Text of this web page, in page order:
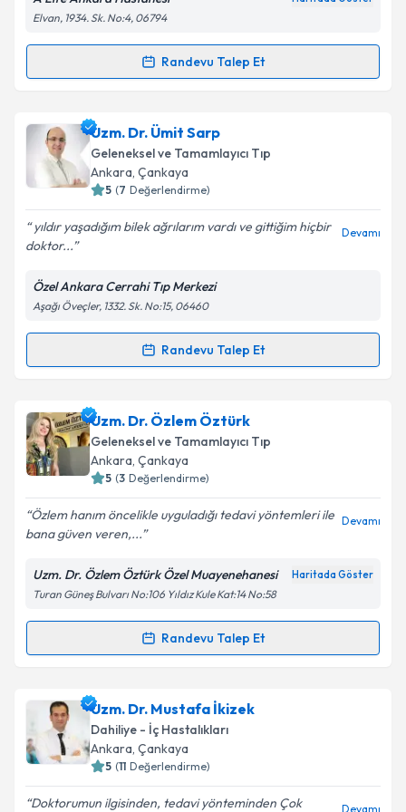
Kişisel verilerimin işlenmesine ilişkin
Metni'ni okudum ve kişisel verilerimin belirtilen
Takvim Talebini Gönder
Elvan, 1934. Sk. No:4, 06794
Randevu Talep Et
Randevu Takvimi Talebi
Uzm. Dr. Emine Yüksel Kars
talebi oluşturun. Size bu uzmandan randevu almanız
için bir takvim hazırlandığında e-posta ile
bilgilendireceğiz.
E-posta Adresiniz
Kişisel verilerimin işlenmesine ilişkin
Metni'ni okudum ve kişisel verilerimin belirtilen
kapsamda işlenmesini kabul ediyorum.
Uzm. Dr. Ümit Sarp
Geleneksel ve Tamamlayıcı Tıp
Ankara, Çankaya
5 (7 Değerlendirme)
yıldır yaşadığım bilek ağrılarım vardı ve gittiğim hiçbir
doktor...
Devamı
Özel Ankara Cerrahi Tıp Merkezi
Aşağı Öveçler, 1332. Sk. No:15, 06460
Randevu Talep Et
Randevu Takvimi Talebi
Uzm. Dr. Ümit Sarpiçin randevu takvimi talebi
oluşturun. Size bu uzmandan randevu almanız için bir
takvim hazırlandığında e-posta ile bilgilendireceğiz.
Kişisel verilerimin işlenmesine ilişkin
Aydınlatma
Metni'ni okudum ve kişisel verilerimin belirtilen
kapsamda işlenmesini kabul ediyorum.
Uzm. Dr. Özlem Öztürk
Geleneksel ve Tamamlayıcı Tıp
Ankara, Çankaya
5 (3 Değerlendirme)
Özlem hanım öncelikle uyguladığı tedavi yöntemleri ile
bana güven veren,...
Devamı
Uzm. Dr. Özlem Öztürk Özel Muayenehanesi Haritada Göster
Turan Güneş Bulvarı No:106 Yıldız Kule Kat:14 No:58
Randevu Talep Et
Randevu Takvimi Talebi
Uzm. Dr. Özlem Öztürkiçin randevu takvimi talebi
oluşturun. Size bu uzmandan randevu almanız için bir
takvim hazırlandığında e-posta ile bilgilendireceğiz.
Uzm. Dr. Mustafa İkizek
Dahiliye - İç Hastalıkları
Ankara, Çankaya
5 (11 Değerlendirme)
Doktorumun ilgisinden, tedavi yönteminden Çok Devamı